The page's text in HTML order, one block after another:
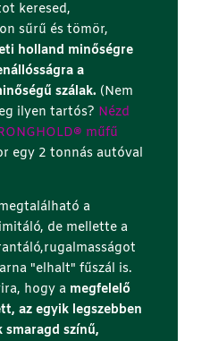
keresed,
sűrű és tömör,
holland minőségre
a
szálak. (Nem
ilyen tartós? Nézd
® műfű
egy 2 tonnás autóval
a
de mellette a
"elhalt" fűszál is.
hogy a megfelelő
az egyik legszebben
smaragd színű,